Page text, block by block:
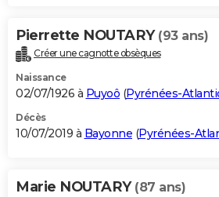
Pierrette NOUTARY (93 ans)
Créer une cagnotte obsèques
Naissance
02/07/1926 à Puyoô (Pyrénées-
Décès
10/07/2019 à Bayonne (Pyrénées-
Marie NOUTARY (87 ans)